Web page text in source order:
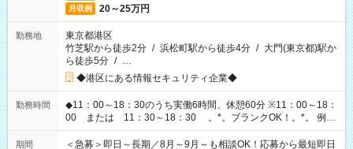
月収例 20～25万円
勤務地
東京都港区
竹芝駅から徒歩2分 / 浜松町駅から徒歩4分 / 大門(東京都)駅か
ら徒歩5分 / …
◆港区にある情報セキュリティ企業◆
勤務時間
◆11：00～18：30のうち実働6時間、休憩60分 ※11：00～18：
00 または 11：30～18：30 。*。ブランクOK！。*。 例え
ば前職が、 在宅/財団法人/事務/コールセンター/受付/販売/カフェ
スタッフ スイーツ販売/ホテルフロント/化粧品販売/など 様々な
期間 ＜急募＞即日～長期／8月～9月～も相談OK！応募から最短即日